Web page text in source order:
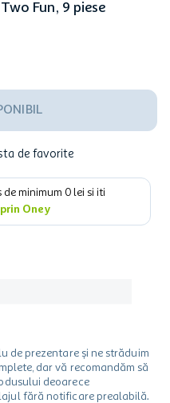
Fun, 9 piese
de favorite
minimum 0 lei si iti
Oney
de prezentare și ne străduim
dar vă recomandăm să
deoarece
fără notificare prealabilă.